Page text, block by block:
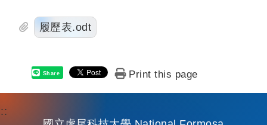
履歷表.odt
Share Print this page